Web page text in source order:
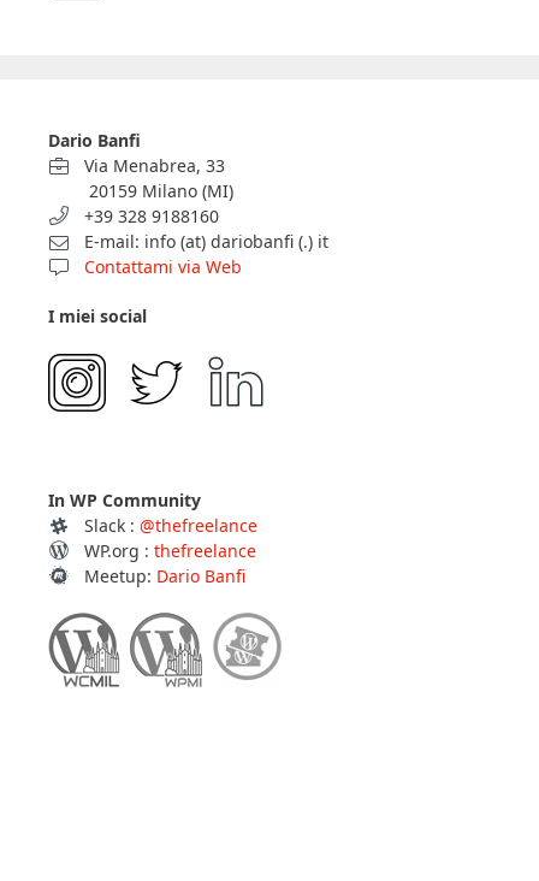
Dario Banfi
Via Menabrea, 33
20159 Milano (MI)
+39 328 9188160
E-mail: info (at) dariobanfi (.) it
Contattami via Web
I miei social
In WP Community
Slack : @thefreelance
WP.org : thefreelance
Meetup: Dario Banfi